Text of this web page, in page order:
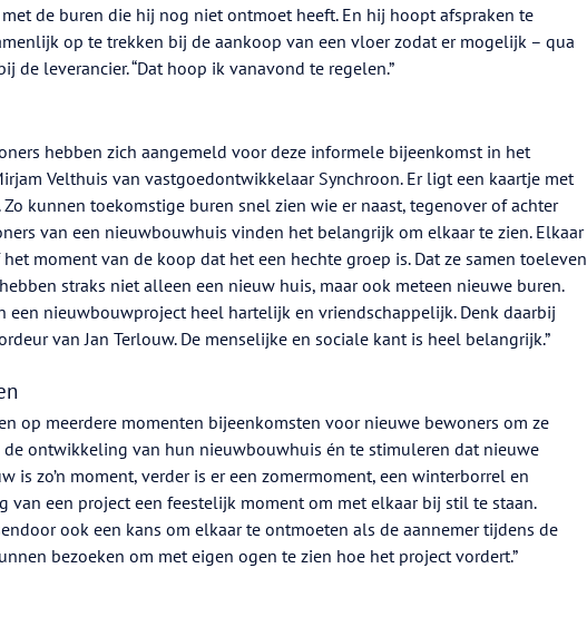
de buren die hij nog niet ontmoet heeft. En hij hoopt afspraken te
op te trekken bij de aankoop van een vloer zodat er mogelijk – qua
de leverancier. “Dat hoop ik vanavond te regelen.”
hebben zich aangemeld voor deze informele bijeenkomst in het
Velthuis van vastgoedontwikkelaar Synchroon. Er ligt een kaartje met
kunnen toekomstige buren snel zien wie er naast, tegenover of achter
van een nieuwbouwhuis vinden het belangrijk om elkaar te zien. Elkaar
moment van de koop dat het een hechte groep is. Dat ze samen toeleven
straks niet alleen een nieuw huis, maar ook meteen nieuwe buren.
een nieuwbouwproject heel hartelijk en vriendschappelijk. Denk daarbij
van Jan Terlouw. De menselijke en sociale kant is heel belangrijk.”
op meerdere momenten bijeenkomsten voor nieuwe bewoners om ze
ontwikkeling van hun nieuwbouwhuis én te stimuleren dat nieuwe
is zo’n moment, verder is er een zomermoment, een winterborrel en
een project een feestelijk moment om met elkaar bij stil te staan.
ook een kans om elkaar te ontmoeten als de aannemer tijdens de
bezoeken om met eigen ogen te zien hoe het project vordert.”